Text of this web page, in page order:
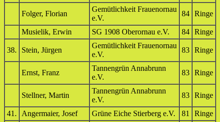
Folger, Florian
Gemütlichkeit Frauenornau
e.V.
84 Ringe
Musielik, Erwin SG 1908 Oberornau e.V. 84 Ringe
38. Stein, Jürgen
Gemütlichkeit Frauenornau
e.V.
83 Ringe
Ernst, Franz
Tannengrün Annabrunn
e.V.
83 Ringe
Stellner, Martin
Tannengrün Annabrunn
e.V.
83 Ringe
41. Angermaier, Josef Grüne Eiche Stierberg e.V. 81
Ringe